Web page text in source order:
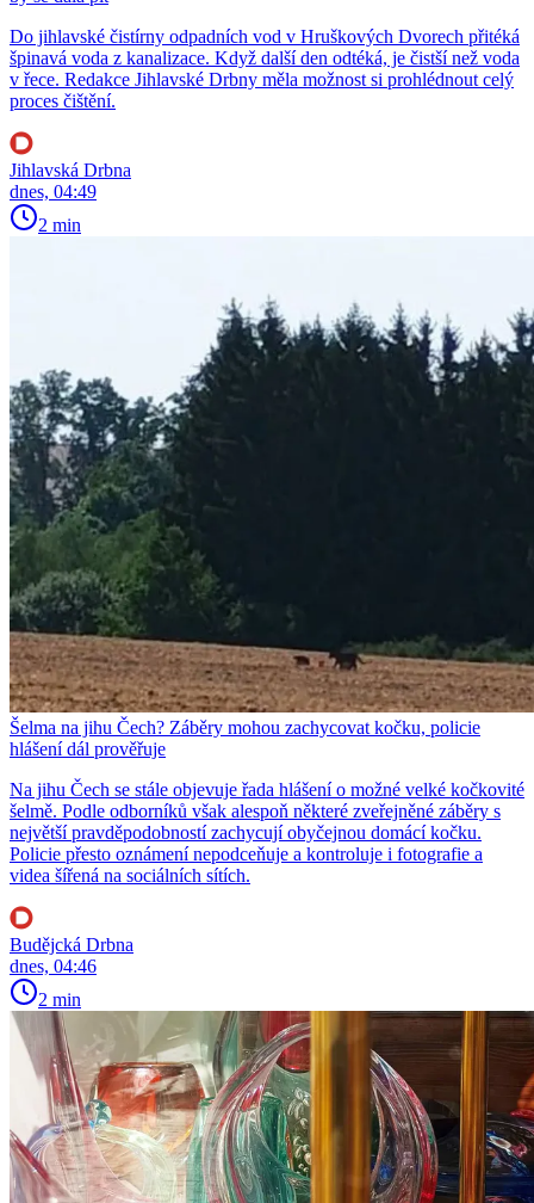
Do jihlavské čistírny odpadních vod v Hruškových Dvorech přitéká
špinavá voda z kanalizace. Když další den odtéká, je čistší než voda
v řece. Redakce Jihlavské Drbny měla možnost si prohlédnout celý
proces čištění.
Jihlavská Drbna
dnes, 04:49
2 min
Šelma na jihu Čech? Záběry mohou zachycovat kočku, policie
hlášení dál prověřuje
Na jihu Čech se stále objevuje řada hlášení o možné velké kočkovité
šelmě. Podle odborníků však alespoň některé zveřejněné záběry s
největší pravděpodobností zachycují obyčejnou domácí kočku.
Policie přesto oznámení nepodceňuje a kontroluje i fotografie a
videa šířená na sociálních sítích.
Budějcká Drbna
dnes, 04:46
2 min